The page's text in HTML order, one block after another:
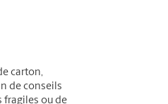
carton,
de conseils
fragiles ou de